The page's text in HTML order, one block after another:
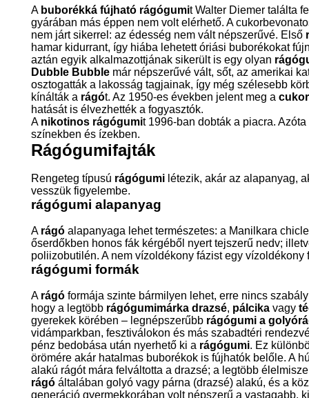
A buborékká fújható rágógumit Walter Diemer találta
gyárában más éppen nem volt elérhető. A
nem járt sikerrel: az édesség nem vált népszerűvé. Első
hamar kidurrant, így hiába lehetett óriási buborékokat
aztán egyik alkalmazottjának sikerült is egy olyan
Dubble Bubble már népszerűvé vált, sőt, az amerikai
osztogatták a lakosság tagjainak, így még szélesebb
kínálták a rágót. Az 1950-es években jelent meg a
hatását is élvezhették a fogyasztók.
A nikotinos rágógumit 1996-ban dobták a piacra.
színekben és ízekben.
Rágógumifajták
Rengeteg típusú rágógumi létezik, akár az alapanyag,
vesszük figyelembe.
rágógumi alapanyag
A rágó alapanyaga lehet természetes: a Manilkara
őserdőkben honos fák kérgéből nyert tejszerű nedv;
poliizobutilén. A nem vízoldékony fázist egy
rágógumi formák
A rágó formája szinte bármilyen lehet, erre nincs
hogy a legtöbb rágógumimárka drazsé, pálcika vagy
gyerekek körében – legnépszerűbb rágógumi a
vidámparkban, fesztiválokon és más szabadtéri
pénz bedobása után nyerhető ki a rágógumi. Ez
örömére akár hatalmas buborékok is fújhatók belőle. A
alakú rágót mára felváltotta a drazsé; a legtöbb
rágó általában golyó vagy párna (drazsé) alakú, és a
generáció gyermekkorában volt népszerű a vastagabb,